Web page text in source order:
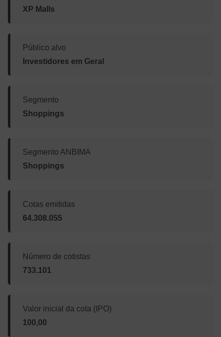
XP Malls
Público alvo
Investidores em Geral
Segmento
Shoppings
Segmento ANBIMA
Shoppings
Cotas emitidas
64.308.055
Número de cotistas
733.101
Valor inicial da cota (IPO)
100,00